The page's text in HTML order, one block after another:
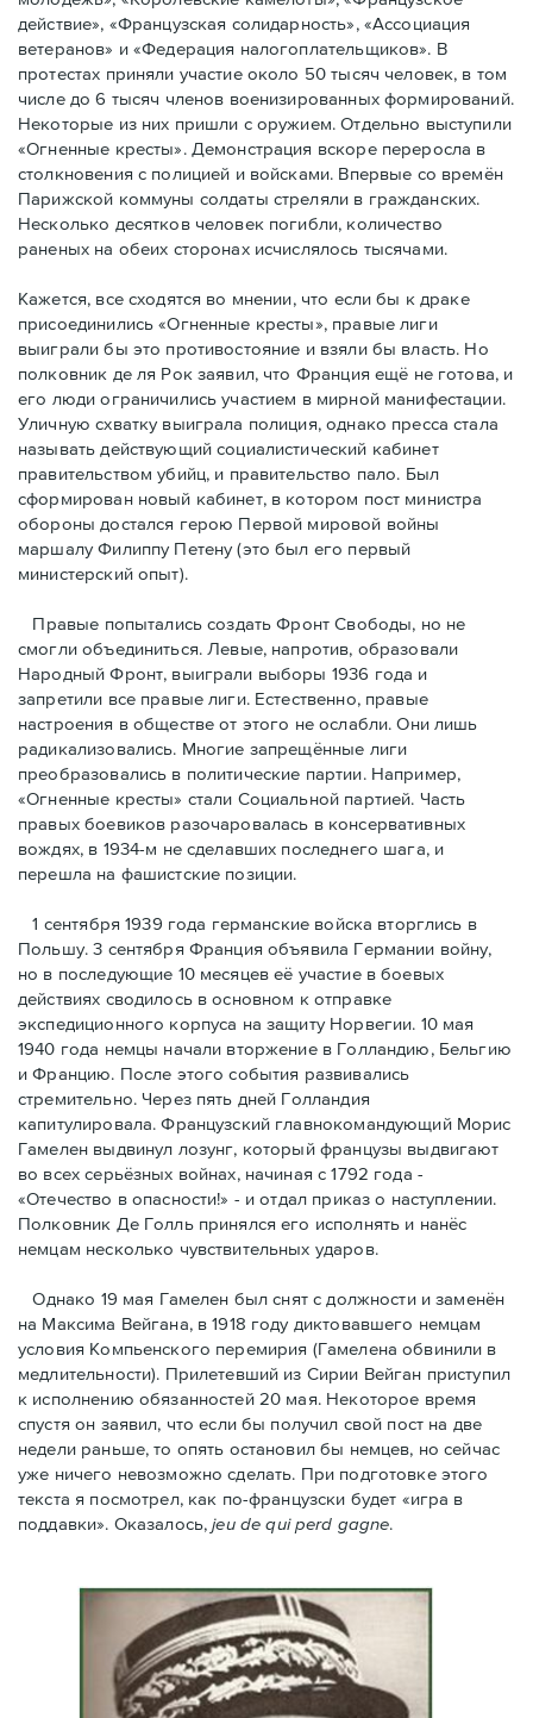
действие», «Французская солидарность», «Ассоциация
ветеранов» и «Федерация налогоплательщиков». В
протестах приняли участие около 50 тысяч человек, в том
числе до 6 тысяч членов военизированных формирований.
Некоторые из них пришли с оружием. Отдельно выступили
«Огненные кресты». Демонстрация вскоре переросла в
столкновения с полицией и войсками. Впервые со времён
Парижской коммуны солдаты стреляли в гражданских.
Несколько десятков человек погибли, количество
раненых на обеих сторонах исчислялось тысячами.
Кажется, все сходятся во мнении, что если бы к драке
присоединились «Огненные кресты», правые лиги
выиграли бы это противостояние и взяли бы власть. Но
полковник де ля Рок заявил, что Франция ещё не готова, и
его люди ограничились участием в мирной манифестации.
Уличную схватку выиграла полиция, однако пресса стала
называть действующий социалистический кабинет
правительством убийц, и правительство пало. Был
сформирован новый кабинет, в котором пост министра
обороны достался герою Первой мировой войны
маршалу Филиппу Петену (это был его первый
министерский опыт).
Правые пoпытались создать Фронт Свободы, но не
смогли объединиться. Левые, напротив, образовали
Народный Фронт, выиграли выборы 1936 года и
запретили все правые лиги. Естественно, правые
настроения в обществе от этого не ослабли. Они лишь
радикализовались. Многие запрещённые лиги
преобразовались в политические партии. Например,
«Огненные кресты» стали Социальной партией. Часть
правых боевиков разочаровалась в консервативных
вождях, в 1934-м не сделавших последнего шага, и
перешла на фашистские позиции.
1 сентября 1939 года германские войска вторглись в
Польшу. 3 сентября Франция объявила Германии войну,
но в последующие 10 месяцев её участие в боевых
действиях сводилось в основном к отправке
экспедиционного корпуса на защиту Норвегии. 10 мая
1940 года немцы начали вторжение в Голландию, Бельгию
и Францию. После этого события развивались
стремительно. Через пять дней Голландия
капитулировала. Французский главнокомандующий Морис
Гамелен выдвинул лозунг, который французы выдвигают
во всех серьёзных войнах, начиная с 1792 года -
«Отечество в опасности!» - и отдал приказ о наступлении.
Полковник Дe Голль принялся его исполнять и нанёс
немцам несколько чувствительных ударов.
Однако 19 мая Гамелен был снят с должности и заменён
на Максима Вейгана, в 1918 году диктовавшего немцам
условия Компьенского перемирия (Гамелена обвинили в
медлительности). Прилетевший из Сирии Вейган приступил
к исполнению обязанностей 20 мая. Hекоторое время
спустя oн заявил, что если бы получил свой пост на две
недели раньше, то опять остановил бы немцев, но сейчас
уже ничего невозможно сделать. При подготовке этого
текста я посмотрел, как по-французски будет «игра в
поддавки». Оказалось,jeu de qui perd gagne.